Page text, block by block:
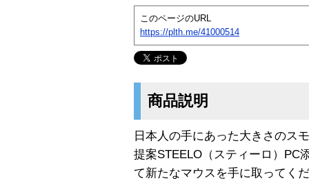
このページのURL
https://plth.me/41000514
商品説明
日本人の手にあった大きさのス
提案STEELO（スティーロ）PC
て新たなマウスを手に取ってく